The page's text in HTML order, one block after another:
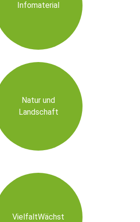
Infomaterial
Natur und
Landschaft
VielfaltWächst